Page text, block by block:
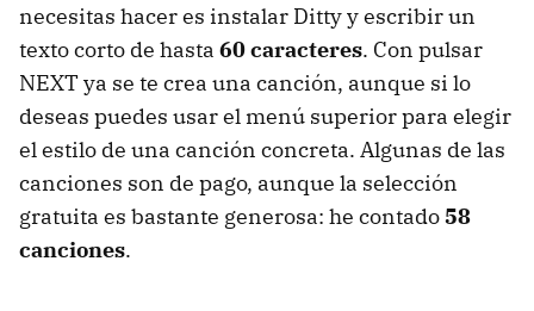
necesitas hacer es instalar Ditty y escribir un
texto corto de hasta 60 caracteres. Con pulsar
NEXT ya se te crea una canción, aunque si lo
deseas puedes usar el menú superior para elegir
el estilo de una canción concreta. Algunas de las
canciones son de pago, aunque la selección
gratuita es bastante generosa: he contado58
canciones.